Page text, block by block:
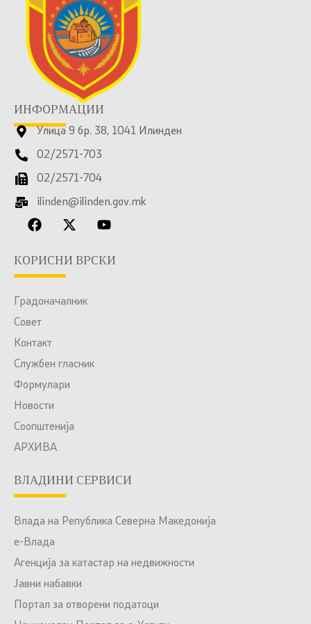
ИНФОРМАЦИИ
Улица 9 бр. 38, 1041 Илинден
02/2571-703
02/2571-704
ilinden@ilinden.gov.mk
КОРИСНИ ВРСКИ
Градоначалник
Совет
Контакт
Службен гласник
Формулари
Новости
Соопштенија
АРХИВА
ВЛАДИНИ СЕРВИСИ
Влада на Република Северна Македонија
е-Влада
Агенција за катастар на недвижности
Јавни набавки
Портал за отворени податоци